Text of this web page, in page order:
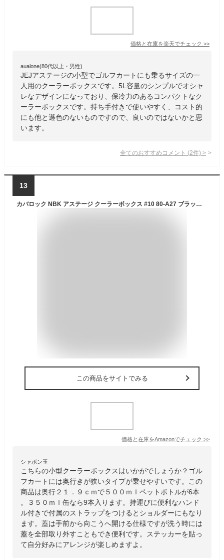
価格と在庫を楽天でチェック >>
aualone(80代以上・男性)
JEJアステージの小型でゴルフカートにも乗るサイズの一
人用のクーラーボックスです。5L容量のシンプルでオシャ
レなデザインになっており、保冷力のあるコンパクトなク
ーラーボックスです。持ち手付きで使いやすく、コスト的
にも他と遜色のないものですので、良いのではないかと思
います。
全てのおすすめコメント (2件) >
13
カバロック NBK アステージ クーラーボックス #10 80-A27 ブラック W約29cm×D約21.9cm×H約26.9cm
この商品をサイトでみる
価格と在庫をAmazonでチェック >>
シャボン玉
こちらの小型クーラーボックスはいかがでしょうか？ゴル
フカートには奥行きが狭いタイプが乗せやすいです。この
商品は奥行２１．９ｃｍで５００ｍｌペットボトルが6本
。３５０ｍｌ缶なら9本入ります。持運びに便利なハンド
ル付きで付属のストラップをつけるとショルダーにもなり
ます。蓋は手前から向こうへ開ける仕様ですが洗う時には
蓋を全部取り外すこともでき便利です。ステッカーを貼っ
て自分好みにアレンジが楽しめますよ。